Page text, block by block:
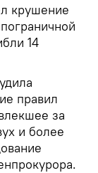
крушение
14
правил
за
и более